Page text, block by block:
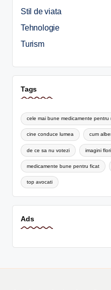
Stil de viata
Tehnologie
Turism
Tags
cele mai bune medicamente pentru
cine conduce lumea cum
de ce sa nu votezi imagini flori
medicamente bune pentru ficat
top avocati
Ads